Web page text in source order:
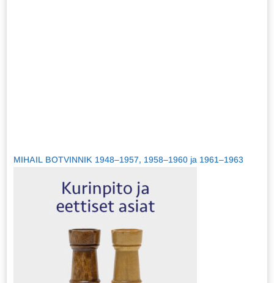
MIHAIL BOTVINNIK 1948–1957, 1958–1960 ja 1961–1963